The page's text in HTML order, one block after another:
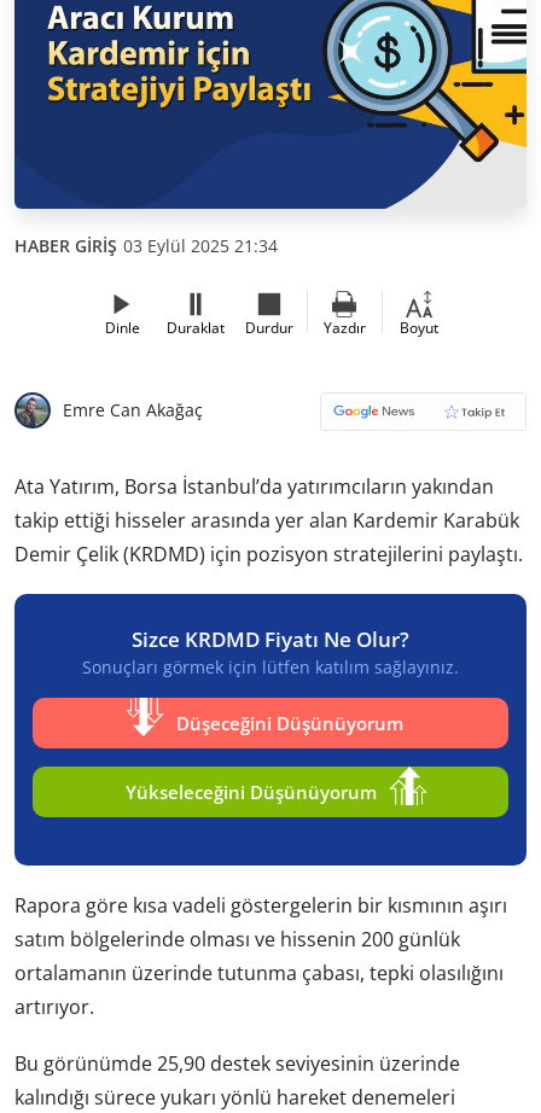
HABER GİRİŞ 03 Eylül 2025 21:34
Dinle Duraklat Durdur Yazdır Boyut
Emre Can Akağaç
Ata Yatırım, Borsa İstanbul’da yatırımcıların yakından
takip ettiği hisseler arasında yer alan Kardemir Karabük
Demir Çelik (KRDMD) için pozisyon stratejilerini paylaştı.
Sizce KRDMD Fiyatı Ne Olur?
Sonuçları görmek için lütfen katılım sağlayınız.
Düşeceğini Düşünüyorum
Yükseleceğini Düşünüyorum
Rapora göre kısa vadeli göstergelerin bir kısmının aşırı
satım bölgelerinde olması ve hissenin 200 günlük
ortalamanın üzerinde tutunma çabası, tepki olasılığını
artırıyor.
Bu görünümde 25,90 destek seviyesinin üzerinde
kalındığı sürece yukarı yönlü hareket denemeleri